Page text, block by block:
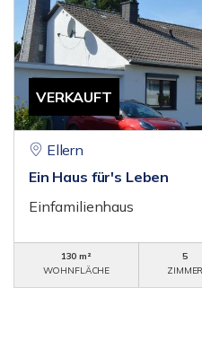
VERKAUFT
Ellern
Ein Haus für's Leben
Einfamilienhaus
130 m²
WOHNFLÄCHE
5
ZIMMER